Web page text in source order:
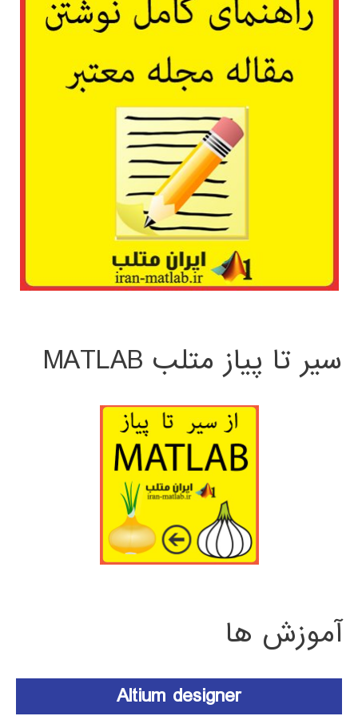
سیر تا پیاز متلب MATLAB
آموزش ها
Altium designer